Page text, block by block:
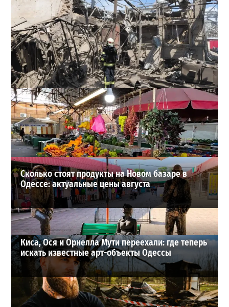
В Одессе выросло число пострадавших после атаки
реактивных дронов (фото)
2
24-07-2026 в 14:29
ВИБОР РЕДАКЦИИ
Сколько стоят продукты на Новом базаре в
Одессе: актуальные цены августа
Киса, Ося и Орнелла Мути переехали: где теперь
искать известные арт-объекты Одессы